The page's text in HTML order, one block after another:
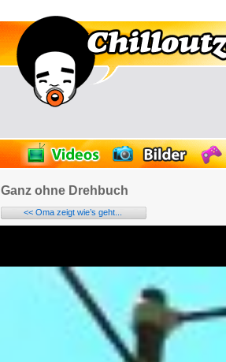
Ganz ohne Drehbuch
<< Oma zeigt wie’s geht...